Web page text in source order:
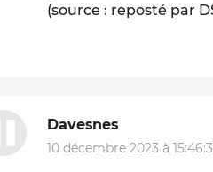
(source : reposté par
Davesnes
10 décembre 2023 à